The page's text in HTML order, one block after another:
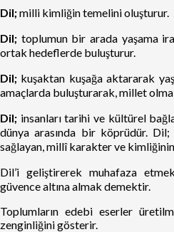
Dil;milli kimliğin temelini oluşturur.
Dil; toplumun bir arada yaşama
ortak hedeflerde buluşturur.
Dil; kuşaktan kuşağa aktararak
amaçlarda buluşturarak, millet
Dil; insanları tarihi ve kültürel
dünya arasında bir köprüdür.
sağlayan, millî karakter ve
Dil’i geliştirerek muhafaza
güvence altına almak demektir.
Toplumların edebi eserler
zenginliğini gösterir.